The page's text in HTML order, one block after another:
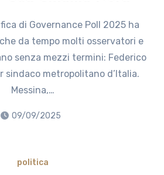
da tempo molti osservatori e
senza mezzi termini: Federico
sindaco metropolitano d’Italia.
Messina,…
09/09/2025
politica